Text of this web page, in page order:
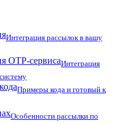
Интеграция рассылок в вашу
OTP-сервисаИнтеграция
Примеры кода и готовый к
Особенности рассылки по